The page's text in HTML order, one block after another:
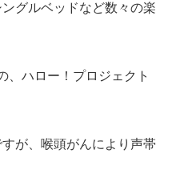
グルベッドなど数々の楽
、ハロー！プロジェクト
が、喉頭がんにより声帯